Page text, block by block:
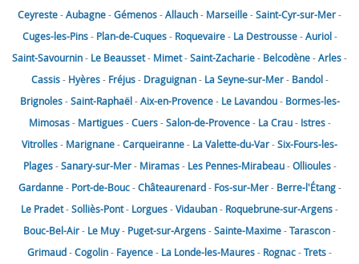
Ceyreste-Aubagne-Gémenos-Allauch- Marseille-Saint-Cyr-sur-Mer-
Cuges-les-Pins- Plan-de-Cuques- Roquevaire- La Destrousse-Auriol-
Saint-Savournin- Le Beausset- Mimet-Saint-Zacharie- Belcodène-Arles-
Cassis- Hyères- Fréjus- Draguignan- La Seyne-sur-Mer- Bandol-
Brignoles-Saint-Raphaël-Aix-en-Provence- Le Lavandou- Bormes-les-
Mimosas- Martigues-Cuers-Salon-de-Provence- La Crau- Istres-
Vitrolles- Marignane-Carqueiranne- La Valette-du-Var-Six-Fours-les-
Plages-Sanary-sur-Mer- Miramas- Les Pennes-Mirabeau-Ollioules-
Gardanne- Port-de-Bouc-Châteaurenard- Fos-sur-Mer- Berre-l'Étang-
Le Pradet-Solliès-Pont- Lorgues-Vidauban- Roquebrune-sur-Argens-
Bouc-Bel-Air- Le Muy- Puget-sur-Argens-Sainte-Maxime-Tarascon-
Grimaud-Cogolin- Fayence- La Londe-les-Maures- Rognac-Trets-